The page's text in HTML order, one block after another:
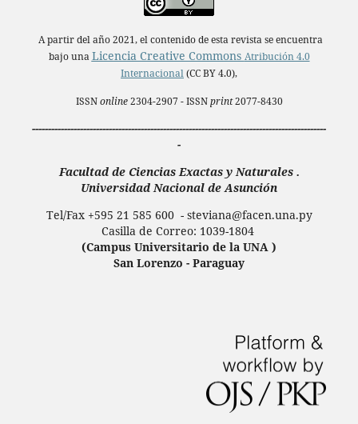
A partir del año 2021, el contenido de esta revista se encuentra
bajo unaLicencia Creative Commons Atribución 4.0
Internacional(CC BY 4.0),
ISSNonline2304-2907 - ISSNprint2077-8430
--------------------------------------------------------------------------------------------
-
Facultad de Ciencias Exactas y Naturales .
Universidad Nacional de Asunción
Tel/Fax +595 21 585 600 - steviana@facen.una.py
Casilla de Correo: 1039-1804
(Campus Universitario de la UNA )
San Lorenzo - Paraguay